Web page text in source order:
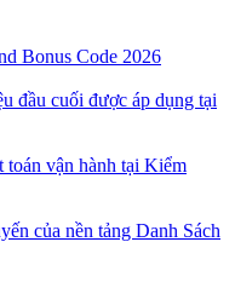
Bonus Code 2026
đầu cuối được áp dụng tại
toán vận hành tại Kiểm
của nền tảng Danh Sách